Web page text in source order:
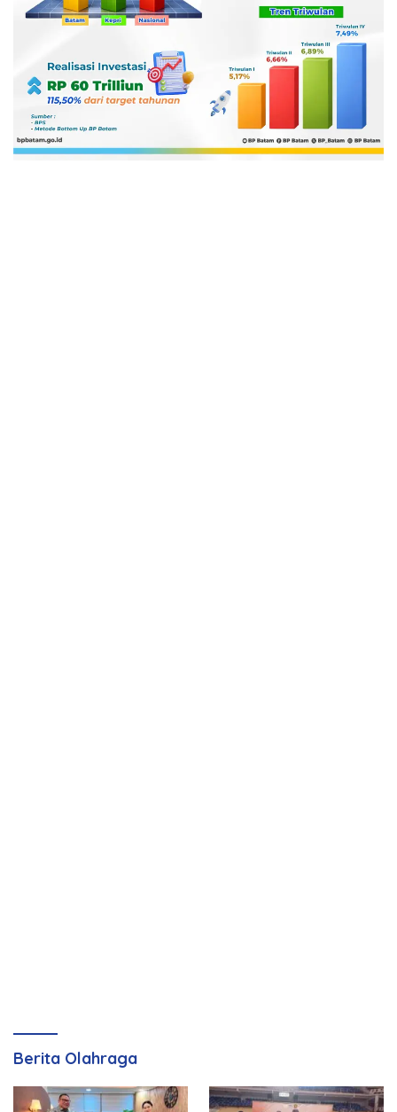
Berita Olahraga